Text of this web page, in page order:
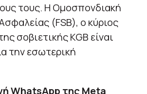
τους. Η Ομοσπονδιακή
(FSB), ο κύριος
σοβιετικής KGB είναι
την εσωτερική
WhatsApp της Meta